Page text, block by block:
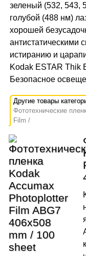
зеленый (532, 543,
голубой (488 нм)
хорошей
антистатическими
истиранию и
Kodak ESTAR Thik
Безопасное
Фототехнические
Film